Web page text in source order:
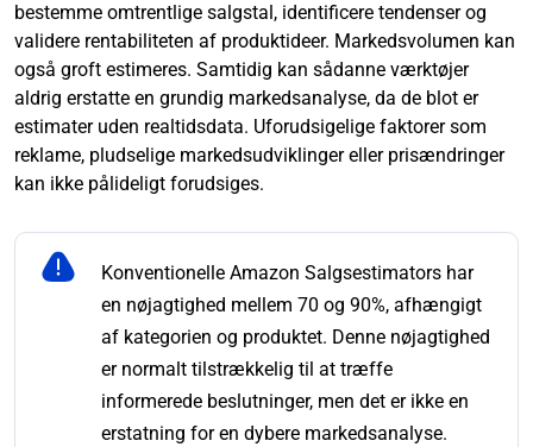
bestemme omtrentlige salgstal, identificere tendenser og
validere rentabiliteten af produktideer. Markedsvolumen kan
også groft estimeres. Samtidig kan sådanne værktøjer
aldrig erstatte en grundig markedsanalyse, da de blot er
estimater uden realtidsdata. Uforudsigelige faktorer som
reklame, pludselige markedsudviklinger eller prisændringer
kan ikke pålideligt forudsiges.
Konventionelle Amazon Salgsestimators har
en nøjagtighed mellem 70 og 90%, afhængigt
af kategorien og produktet. Denne nøjagtighed
er normalt tilstrækkelig til at træffe
informerede beslutninger, men det er ikke en
erstatning for en dybere markedsanalyse.